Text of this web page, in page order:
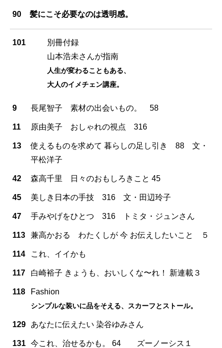
90 髪にこそ必要なのは透明感。
101
別冊付録
山本浩未さんが指南
人生が変わることもある、
大人のイメチェン講座。
9 長尾智子 素材の出会いもの。 58
11 原由美子 おしゃれの視点 316
13
使えるものを求めて 暮らしの足し引き 88 文・
平松洋子
42 森高千里 日々のおもしろきこと 45
45 美しき日本の手技 316 文・田辺玲子
47 手みやげをひとつ 316 トミタ・ジュンさん
113 兼高かおる わたくしが 今 お伝えしたいこと ５
114 これ、イイかも
117 白崎裕子 きょうも、おいしくな〜れ！ 新連載３
118 Fashion
シンプルな装いに品をそえる、スカーフとストール。
129 あなたに伝えたい 染谷ゆみさん
131 今これ、治せるかも。 64 ズーノーシス１